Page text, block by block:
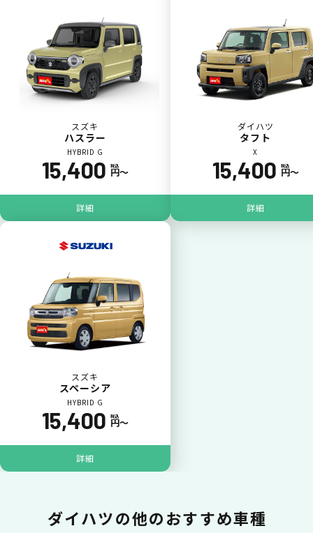
カードで支払い
普段のお買い物同様、お車の月々利用料をカ
ード払いが可能です。
一括払いが可能
いままで難しかったカーリースの利用料金を
一括（一回）払いで可能。
ポイントが貯まる
イントが貯まります。
スズキ
ハスラー
HYBRID G
15,400 税込
円〜
詳細
ダイハツ
タフト
X
15,400 税込
円〜
詳細
スズキ
スペーシア
HYBRID G
15,400 税込
円〜
詳細
ダイハツの他のおすすめ車種